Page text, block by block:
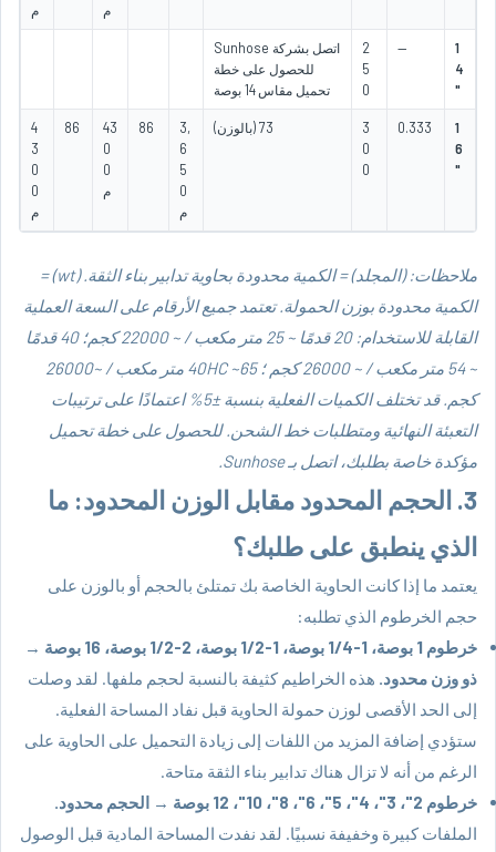
م
م
1
4
"
—
2
5
0
اتصل بشركة Sunhose
للحصول على خطة
تحميل مقاس 14 بوصة
1
6
"
0.333
3
0
0
73 (بالوزن)
3,
6
5
0
م
86
43
0
0
م
86
4
3
0
0
م
ملاحظات: (المجلد) = الكمية محدودة بحاوية تدابير بناء الثقة. (wt) =
الكمية محدودة بوزن الحمولة. تعتمد جميع الأرقام على السعة العملية
القابلة للاستخدام: 20 قدمًا ~ 25 متر مكعب / ~ 22000 كجم؛ 40 قدمًا
~ 54 متر مكعب / ~ 26000 كجم ؛ 40HC ~65 متر مكعب / ~26000
كجم. قد تختلف الكميات الفعلية بنسبة ±5% اعتمادًا على ترتيبات
التعبئة النهائية ومتطلبات خط الشحن. للحصول على خطة تحميل
مؤكدة خاصة بطلبك، اتصل بـ Sunhose.
3. الحجم المحدود مقابل الوزن المحدود: ما
الذي ينطبق على طلبك؟
يعتمد ما إذا كانت الحاوية الخاصة بك تمتلئ بالحجم أو بالوزن على
حجم الخرطوم الذي تطلبه:
خرطوم 1 بوصة، 1-1/4 بوصة، 1-1/2 بوصة، 2-1/2 بوصة، 16 بوصة
→
ذو وزن محدود. هذه الخراطيم كثيفة بالنسبة لحجم ملفها. لقد وصلت
إلى الحد الأقصى لوزن حمولة الحاوية قبل نفاد المساحة الفعلية.
ستؤدي إضافة المزيد من اللفات إلى زيادة التحميل على الحاوية على
الرغم من أنه لا تزال هناك تدابير بناء الثقة متاحة.
خرطوم 2"، 3"، 4"، 5"، 6"، 8"، 10"، 12 بوصة
→ الحجم محدود.
الملفات كبيرة وخفيفة نسبيًا. لقد نفدت المساحة المادية قبل الوصول